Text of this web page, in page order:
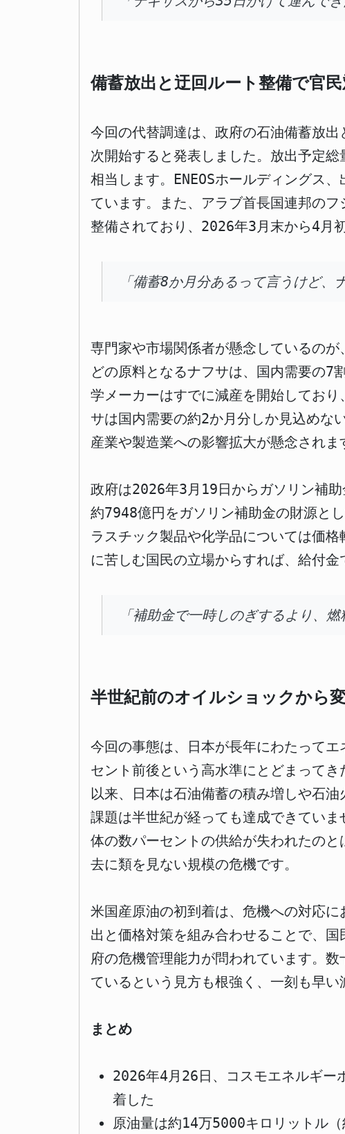
備蓄放出と迂回ルート整備で官
今回の代替調達は、政府の石油備蓄放
次開始すると発表しました。放出予定
相当します。ENEOSホールディングス
ています。また、アラブ首長国連邦の
整備されており、2026年3月末から4月
「備蓄8か月分あるって言うけど
専門家や市場関係者が懸念しているの
どの原料となるナフサは、国内需要の7
学メーカーはすでに減産を開始してお
サは国内需要の約2か月分しか見込めな
産業や製造業への影響拡大が懸念されま
政府は2026年3月19日からガソリン補
約7948億円をガソリン補助金の財源と
ラスチック製品や化学品については価
に苦しむ国民の立場からすれば、給付金
「補助金で一時しのぎするより、
半世紀前のオイルショックから
今回の事態は、日本が長年にわたって
セント前後という高水準にとどまって
以来、日本は石油備蓄の積み増しや石
課題は半世紀が経っても達成できてい
体の数パーセントの供給が失われたの
去に類を見ない規模の危機です。
米国産原油の初到着は、危機への対応
出と価格対策を組み合わせることで、
府の危機管理能力が問われています。
ているという見方も根強く、一刻も早
まとめ
2026年4月26日、コスモエネルギー
着した
原油量は約14万5000キロリットル